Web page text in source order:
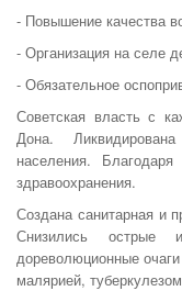
- Повышение качества
- Организация на селе
- Обязательное
Советская власть с
Дона.
населения.
здравоохранения.
Создана санитарная и
Снизились острые
дореволюционные
малярией,